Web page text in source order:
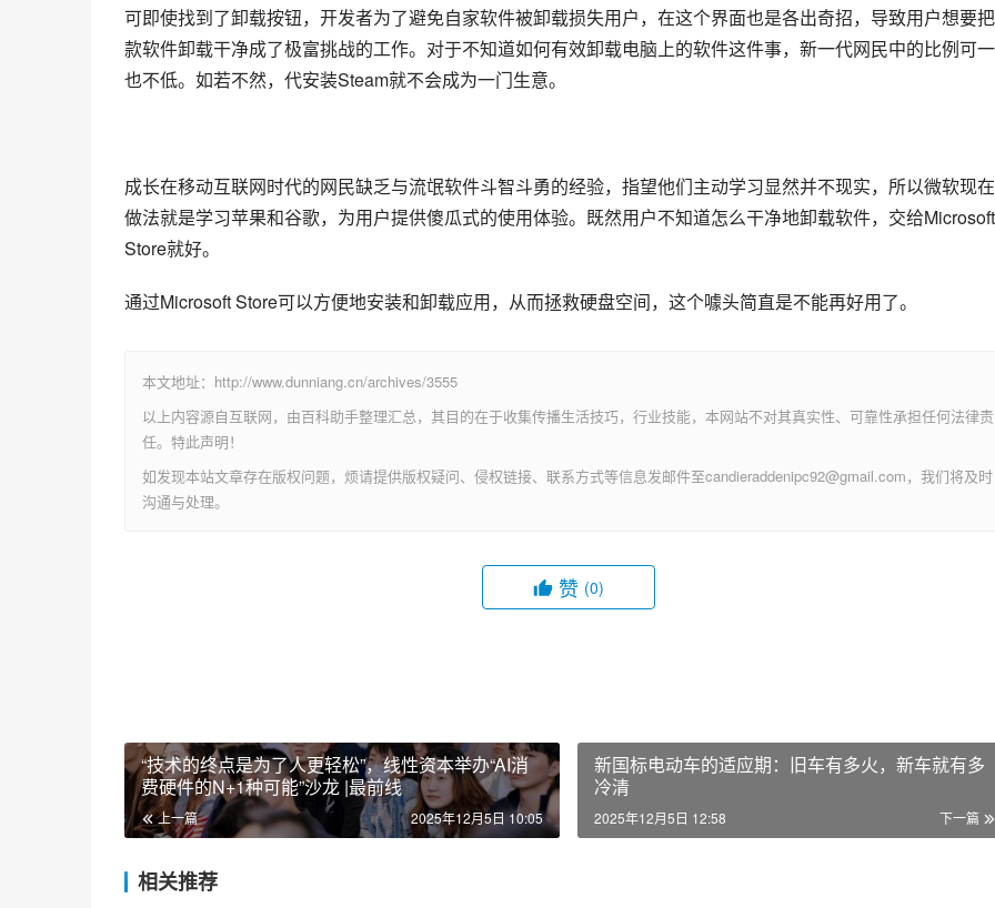
可即使找到了卸载按钮，开发者为了避免自家软件被卸载损失用户，在这个界面也是各出奇招，导致用户想要
款软件卸载干净成了极富挑战的工作。对于不知道如何有效卸载电脑上的软件这件事，新一代网民中的比例可
也不低。如若不然，代安装Steam就不会成为一门生意。
通过Microsoft Store可以方便地安装和卸载应用，从而拯救硬盘空间，这个噱头简直是不能再好用了。
本文地址：http://www.dunniang.cn/archives/3555